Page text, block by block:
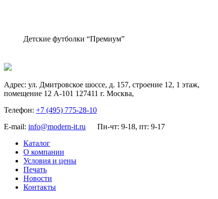
Детские футболки “Премиум”
Адрес: ул. Дмитровское шоссе, д. 157, строение 12, 1 этаж,
помещение 12 А-101 127411 г. Москва,
Телефон: +7 (495) 775-28-10
E-mail: info@modern-it.ru
Пн-чт: 9-18, пт: 9-17
Каталог
О компании
Условия и цены
Печать
Новости
Контакты